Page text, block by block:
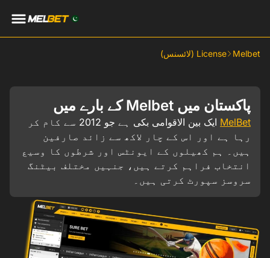
Melbet License (لائسنس)
پاکستان میں Melbet کے بارے میں
MelBet
ایک بین الاقوامی بکی ہے جو 2012 سے کام کر
رہا ہے اور اس کے چار لاکھ سے زائد صارفین
ہیں۔ ہم کھیلوں کے ایونٹس اور شرطوں کا وسیع
انتخاب فراہم کرتے ہیں، جنہیں مختلف بیٹنگ
سروسز سپورٹ کرتی ہیں۔